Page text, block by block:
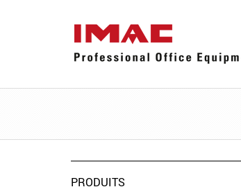
PRODUITS